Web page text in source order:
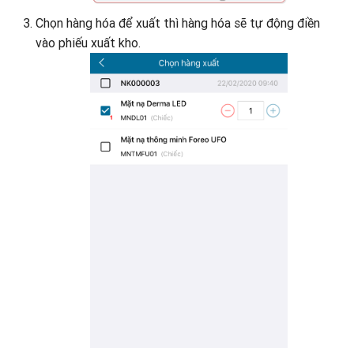
Chọn hàng hóa để xuất thì hàng hóa sẽ tự động điền
vào phiếu xuất kho.